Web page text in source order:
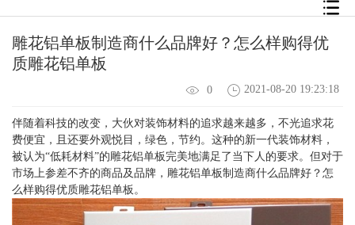
雕花铝单板制造商什么品牌好？怎么样购得优
质雕花铝单板
0 2021-08-20 19:23:18
伴随着科技的改变，大伙对装饰材料的追求越来越多，不光追求花
费便宜，且还要外观悦目，绿色，节约。这种的新一代装饰材料，
被认为“低耗材料”的 雕花铝单板 完美地满足了当下人的要求。但对于
市场上参差不齐的商品及品牌，雕花铝单板制造商什么品牌好？怎
么样购得优质雕花铝单板。